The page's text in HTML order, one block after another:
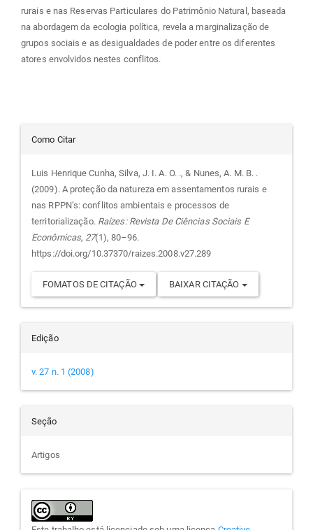
rurais e nas Reservas Particulares do Patrimônio Natural, baseada
na abordagem da ecologia política, revela a marginalização de
grupos sociais e as desigualdades de poder entre os diferentes
atores envolvidos nestes conflitos.
Detalhes
do
artigo
Como Citar
Luis Henrique Cunha, Silva, J. I. A. O. ., & Nunes, A. M. B. .
(2009). A proteção da natureza em assentamentos rurais e
nas RPPN’s: conflitos ambientais e processos de
territorialização. Raízes: Revista De Ciências Sociais E
Econômicas, 27(1), 80–96.
https://doi.org/10.37370/raizes.2008.v27.289
FOMATOS DE CITAÇÃO BAIXAR CITAÇÃO
Edição
v. 27 n. 1 (2008)
Seção
Artigos